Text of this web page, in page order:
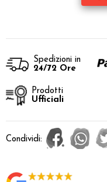
Spedizioni in
24/72 Ore
Prodotti
Ufficiali
Condividi: